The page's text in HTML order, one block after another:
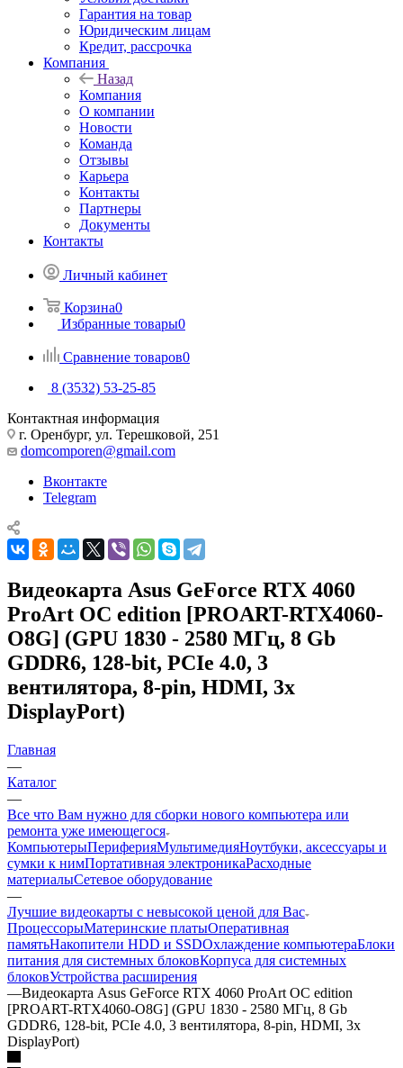
Гарантия на товар
Юридическим лицам
Кредит, рассрочка
Компания
Назад
Компания
О компании
Новости
Команда
Отзывы
Карьера
Контакты
Партнеры
Документы
Контакты
Личный кабинет
Корзина0
Избранные товары0
Сравнение товаров0
8 (3532) 53-25-85
Контактная информация
г. Оренбург, ул. Терешковой, 251
domcomporen@gmail.com
Вконтакте
Telegram
Видеокарта Asus GeForce RTX 4060
ProArt OC edition [PROART-RTX4060-
O8G] (GPU 1830 - 2580 МГц, 8 Gb
GDDR6, 128-bit, PCIe 4.0, 3
вентилятора, 8-pin, HDMI, 3x
DisplayPort)
Главная
—
Каталог
—
Все что Вам нужно для сборки нового компьютера или
ремонта уже имеющегося
КомпьютерыПериферияМультимедияНоутбуки, аксессуары и
сумки к нимПортативная электроникаРасходные
материалыСетевое оборудование
—
Лучшие видеокарты с невысокой ценой для Вас
ПроцессорыМатеринские платыОперативная
памятьНакопители HDD и SSDОхлаждение компьютераБлоки
питания для системных блоковКорпуса для системных
блоковУстройства расширения
—Видеокарта Asus GeForce RTX 4060 ProArt OC edition
[PROART-RTX4060-O8G] (GPU 1830 - 2580 МГц, 8 Gb
GDDR6, 128-bit, PCIe 4.0, 3 вентилятора, 8-pin, HDMI, 3x
DisplayPort)